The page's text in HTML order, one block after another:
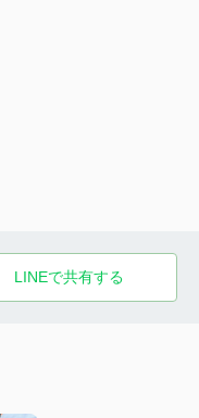
LINEで共有する